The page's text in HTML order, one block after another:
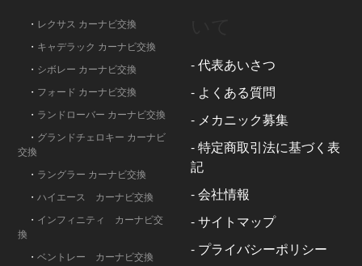
・ レクサス カーナビ交換
・ キャデラック カーナビ交換
・ シボレー カーナビ交換
・ フォード カーナビ交換
・ ランドローバー カーナビ交換
・ グランドチェロキー カーナビ
交換
・ ラングラー カーナビ交換
・ ハイエース カーナビ交換
・ インフィニティ カーナビ交
換
・ベントレー カーナビ交換
-代表あいさつ
- よくある質問
- メカニック募集
-特定商取引法に基づく表
記
-会社情報
-サイトマップ
- プライバシーポリシー